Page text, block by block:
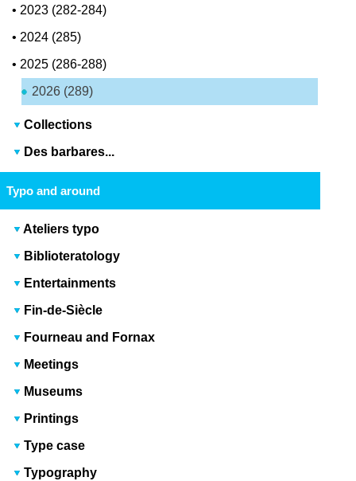
• 2023 (282-284)
• 2024 (285)
• 2025 (286-288)
2026 (289)
Collections
Des barbares...
Typo and around
Ateliers typo
Biblioteratology
Entertainments
Fin-de-Siècle
Fourneau and Fornax
Meetings
Museums
Printings
Type case
Typography